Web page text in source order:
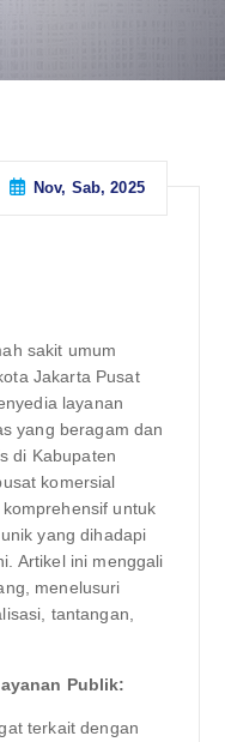
Nov, Sab, 2025
sakit umum
Jakarta Pusat
layanan
yang beragam dan
di Kabupaten
komersial
untuk
yang dihadapi
Artikel ini menggali
menelusuri
tantangan,
Publik:
terkait dengan